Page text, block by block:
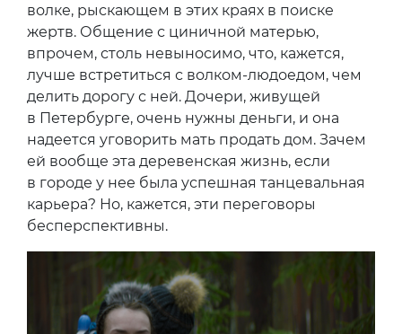
волке, рыскающем в этих краях в поиске
жертв. Общение с циничной матерью,
впрочем, столь невыносимо, что, кажется,
лучше встретиться с волком-людоедом, чем
делить дорогу с ней. Дочери, живущей
в Петербурге, очень нужны деньги, и она
надеется уговорить мать продать дом. Зачем
ей вообще эта деревенская жизнь, если
в городе у нее была успешная танцевальная
карьера? Но, кажется, эти переговоры
бесперспективны.